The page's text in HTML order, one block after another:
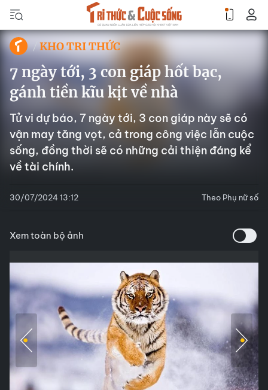
KHO TRI THỨC
7 ngày tới, 3 con giáp hốt bạc,
gánh tiền kĩu kịt về nhà
Tử vi dự báo, 7 ngày tới, 3 con giáp này sẽ có
vận may tăng vọt, cả trong công việc lẫn cuộc
sống, đồng thời sẽ có những cải thiện đáng kể
về tài chính.
30/07/2024 13:12 Theo Phụ nữ số
Xem toàn bộ ảnh